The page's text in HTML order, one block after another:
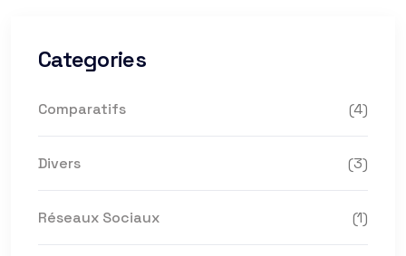
Categories
Comparatifs (4)
Divers (3)
Réseaux Sociaux (1)